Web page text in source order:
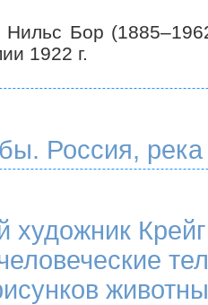
Нильс Бор
1922 г.
Россия,
художник